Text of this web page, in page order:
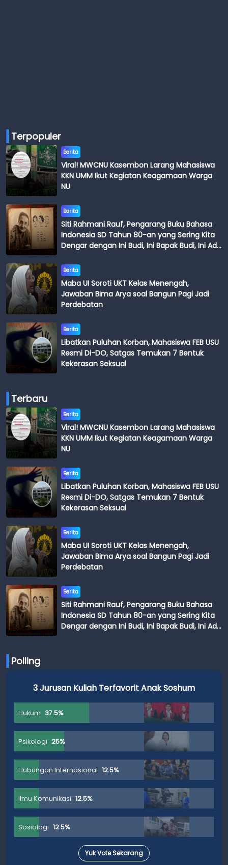
Terpopuler
Berita
Viral! MWCNU Kasembon Larang Mahasiswa
KKN UMM Ikut Kegiatan Keagamaan Warga
NU
Berita
Siti Rahmani Rauf, Pengarang Buku Bahasa
Indonesia SD Tahun 80-an yang Sering Kita
Dengar dengan Ini Budi, Ini Bapak Budi, Ini Adik
Berita
Maba UI Soroti UKT Kelas Menengah,
Jawaban Bima Arya soal Bangun Pagi Jadi
Perdebatan
Berita
Libatkan Puluhan Korban, Mahasiswa FEB USU
Resmi Di-DO, Satgas Temukan 7 Bentuk
Kekerasan Seksual
Terbaru
Berita
Viral! MWCNU Kasembon Larang Mahasiswa
KKN UMM Ikut Kegiatan Keagamaan Warga
NU
Berita
Libatkan Puluhan Korban, Mahasiswa FEB USU
Resmi Di-DO, Satgas Temukan 7 Bentuk
Kekerasan Seksual
Berita
Maba UI Soroti UKT Kelas Menengah,
Jawaban Bima Arya soal Bangun Pagi Jadi
Perdebatan
Berita
Siti Rahmani Rauf, Pengarang Buku Bahasa
Indonesia SD Tahun 80-an yang Sering Kita
Dengar dengan Ini Budi, Ini Bapak Budi, Ini Adik
Polling
3 Jurusan Kuliah Terfavorit Anak Soshum
Hukum 37.5%
Psikologi 25%
Hubungan Internasional 12.5%
Ilmu Komunikasi 12.5%
Sosiologi 12.5%
Yuk Vote Sekarang